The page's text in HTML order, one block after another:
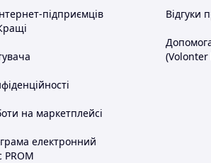
підприємців
на маркетплейсі
електронний
PROM
Відгуки
(Volonter